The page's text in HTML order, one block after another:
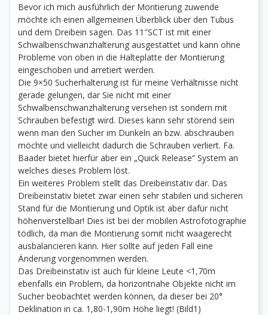
Bevor ich mich ausführlich der Montierung zuwende
möchte ich einen allgemeinen Überblick über den Tubus
und dem Dreibein sagen. Das 11″SCT ist mit einer
Schwalbenschwanzhalterung ausgestattet und kann ohne
Probleme von oben in die Halteplatte der Montierung
eingeschoben und arretiert werden.
Die 9×50 Sucherhalterung ist für meine Verhältnisse nicht
gerade gelungen, dar Sie nicht mit einer
Schwalbenschwanzhalterung versehen ist sondern mit
Schrauben befestigt wird. Dieses kann sehr störend sein
wenn man den Sucher im Dunkeln an bzw. abschrauben
möchte und vielleicht dadurch die Schrauben verliert. Fa.
Baader bietet hierfür aber ein „Quick Release“ System an
welches dieses Problem löst.
Ein weiteres Problem stellt das Dreibeinstativ dar. Das
Dreibeinstativ bietet zwar einen sehr stabilen und sicheren
Stand für die Montierung und Optik ist aber dafür nicht
höhenverstellbar! Dies ist bei der mobilen Astrofotographie
tödlich, da man die Montierung somit nicht waagerecht
ausbalancieren kann. Hier sollte auf jeden Fall eine
Änderung vorgenommen werden.
Das Dreibeinstativ ist auch für kleine Leute <1,70m
ebenfalls ein Problem, da horizontnahe Objekte nicht im
Sucher beobachtet werden können, da dieser bei 20°
Deklination in ca. 1,80-1,90m Höhe liegt! (Bild1)